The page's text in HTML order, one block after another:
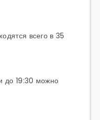
всего в 35
до 19:30 можно